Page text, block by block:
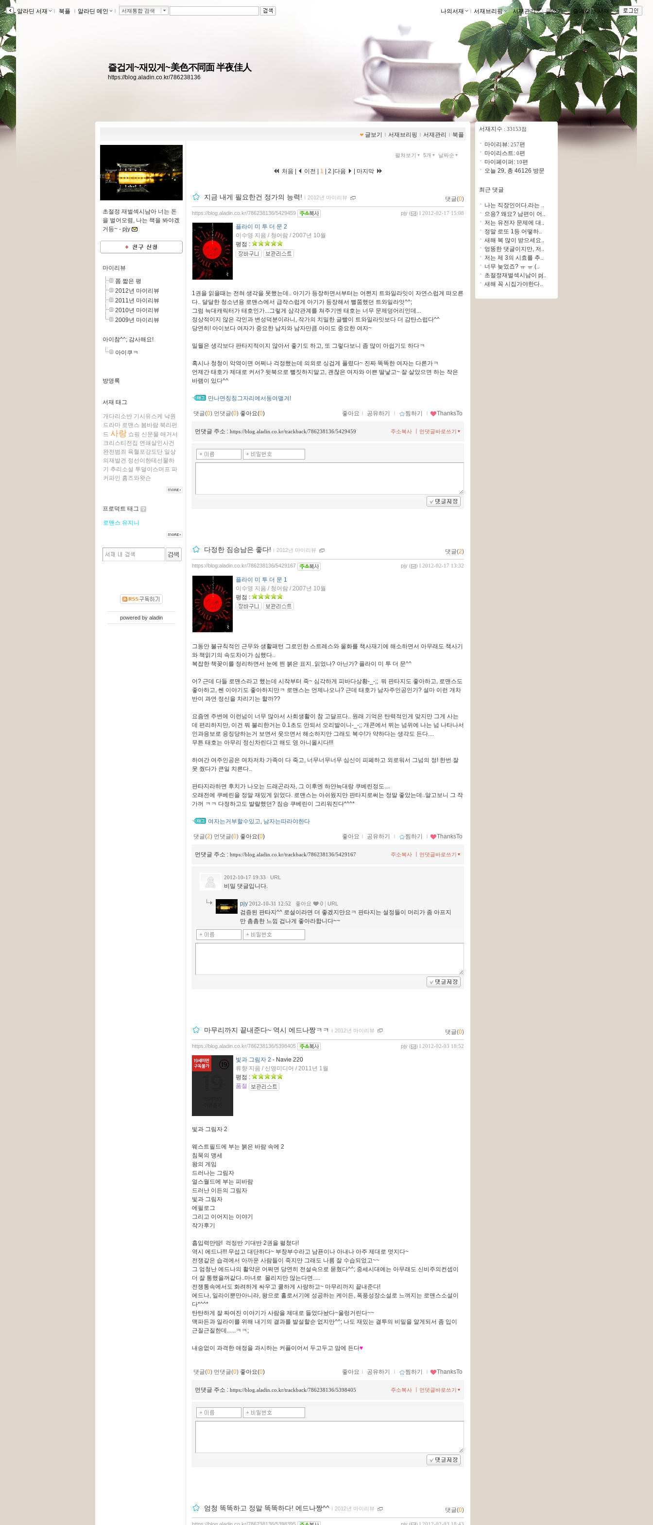
알라딘 서재 ｌ 북플 ｌ 알라딘 메인 ｌ 서재통합 검색 나의서재 ｌ 서재브리핑 ｌ서재관리 ｌ글쓰기 ｌ 즐겨찾는 서재 ｌ
즐겁게~재밌게~美色不同面 半夜佳人
https://blog.aladin.co.kr/786238136
글보기 ｌ 서재브리핑 ｌ 서재관리 ｌ 북플
초절정 재벌섹시남아 너는 돈
을 벌어오렴, 나는 책을 봐야겠
거등~ - pjy
마이리뷰
쫌 짧은 평
2012년 마이리뷰
2011년 마이리뷰
2010년 마이리뷰
2009년 마이리뷰
아이참^^; 감사해요!
아이쿠ㅋ
방명록
서재 태그
개다리소반 기시유스케 낙원
드라마 로맨스 봄바람 북리펀
드 사랑 쇼핑 신문물 애거서
크리스티전집 연쇄살인사건
완전범죄 육혈포강도단 일상
의재발견 정선이한테선물하
기
추리소설 투덜이스머프 파
커파인 홈즈와왓슨
프로덕트 태그
로맨스 유지니
powered by aladin
펼쳐보기 5개 날짜순
처음 | 이전 | 1 2 다음 마지막
지금 내게 필요한건 정가의 능력! ｌ 2012년 마이리뷰 댓글(0)
pjy ( ) l 2012-02-17 15:08
https://blog.aladin.co.kr/786238136/5429459
플라이 미 투 더 문 2
이수영 지음 / 청어람 / 2007년 10월
평점 :
1권을 읽을때는 전혀 생각을 못했는데.. 아기가 등장하면서부터는 어쩐지 트와일라잇이 자연스럽게 떠오른
다.. 달달한 청소년용 로맨스에서 급작스럽게 아기가 등장해서 뻘쭘했던 트와일라잇^^;
그럼 늑대캐릭터가 태호인가...그렇게 삼각관계를 쳐주기엔 태호는 너무 문제덩어리인데...
정상적이지 않은 각인과 변성덕분이라니, 작가의 치밀한 글빨이 트와일라잇보다 더 감탄스럽다^^
당연히! 아이보다 여자가 중요한 남자와 남자만큼 아이도 중요한 여자~
밀월은 생각보다 판타지적이지 않아서 좋기도 하고, 또 그렇다보니 좀 많이 아쉽기도 하다ㅋ
혹시나 청청이 악역이면 어쩌나 걱정했는데 의외로 싱겁게 풀렸다~ 진짜 똑똑한 여자는 다른가ㅋ
언제간 태호가 제대로 커서? 뒷북으로 뻘짓하지말고, 괜찮은 여자와 이쁜 딸낳고~ 잘 살았으면 하는 작은
바램이 있다^^
만나면칭칭그자리에서동여맬겨!
댓글(0) 먼댓글(0) 좋아요(0) 좋아요 ｌ 공유하기 ｌ 찜하기 ｌ ThanksTo
먼댓글 주소 : https://blog.aladin.co.kr/trackback/786238136/5429459 먼댓글바로쓰기
주소복사
다정한 짐승남은 좋다! ｌ 2012년 마이리뷰 댓글(2)
pjy ( ) l 2012-02-17 13:32
https://blog.aladin.co.kr/786238136/5429167
플라이 미 투 더 문 1
이수영 지음 / 청어람 / 2007년 10월
평점 :
그동안 불규칙적인 근무와 생활패턴 그로인한 스트레스와 울화를 책사재기에 해소하면서 아무래도 책사기
와 책읽기의 속도차이가 심했다..
복잡한 책꽂이를 정리하면서 눈에 띈 붉은 표지..읽었나? 아닌가? 플라이 미 투 더 문^^
어? 근데 다들 로맨스라고 했는데 시작부터 죽~ 심각하게 피바다상황-_-;; 뭐 판타지도 좋아하고, 로맨스도
좋아하고, 쎈 이야기도 좋아하지만ㅋ 로맨스는 언제나오나? 근데 태호가 남자주인공인가? 설마 이런 개차
반이 과연 정신을 차리기는 할까??
요즘엔 주변에 이런넘이 너무 많아서 사회생활이 참 고달프다.. 원래 기억은 탄력적인게 맞지만 그게 사는
데 편리하지만, 이건 뭐 불리한거는 0.1초도 안되서 오리발이니-_-;; 개콘에서 뛰는 넘위에 나는 넘 나타나서
인과응보로 응징당하는거 보면서 웃으면서 해소하지만 그래도 복수!가 약하다는 생각도 든다....
무튼 태호는 아무리 정신차린다고 해도 영 아니올시다!!!
하여간 여주인공은 여차저차 가족이 다 죽고, 너무너무너무 심신이 피폐하고 외로워서 그넘의 정! 한번 잘
못 줬다가 큰일 치른다..
판타지라하면 후치가 나오는 드래곤라자, 그 이후엔 하얀늑대랑 쿠베린정도....
오래전에 쿠베린을 정말 재밌게 읽었다. 로맨스는 아쉬웠지만 판타지로써는 정말 좋았는데..알고보니 그 작
가꺼 ㅋㅋ 다정하고도 발랄했던? 짐승 쿠베린이 그리워진다*^^*
여자는거부할수있고 남자는따라야한다
댓글(2) 먼댓글(0) 좋아요(0) 좋아요 ｌ 공유하기 ｌ 찜하기 ｌ ThanksTo
먼댓글 주소 : https://blog.aladin.co.kr/trackback/786238136/5429167 먼댓글바로쓰기
주소복사
2012-10-17 19:33 URL
비밀 댓글입니다.
pjy 2012-10-31 12:52 좋아요 0 URL
검증된 판타지^^ 로설이라면 더 좋겠지만요ㅋ 판타지는 설정들이 머리가 좀 아프지
만 촘촘한 느낌 겁나게 좋아라합니다~~
마무리까지 끝내준다~ 역시 에드나짱ㅋㅋ ｌ 2012년 마이리뷰 댓글(0)
pjy ( ) l 2012-02-03 18:52
https://blog.aladin.co.kr/786238136/5398405
빛과 그림자 2 - Navie 220
류향 지음 / 신영미디어 / 2011년 1월
평점 :
품절
빛과 그림자 2
웨스트필드에 부는 붉은 바람 속에 2
침묵의 맹세
왕의 게임
드러나는 그림자
얼스월드에 부는 피바람
드러난 이든의 그림자
빛과 그림자
에필로그
그리고 이어지는 이야기
작가후기
흡입력만땅! 걱정반 기대반 2권을 펼쳤다!
역시 에드나!!! 무섭고 대단하다~ 부창부수라고 남푠이나 아내나 아주 제대로 멋지다~
전쟁같은 습격에서 아까운 사람들이 죽지만 그래도 나름 잘 수습되었고~~
그 엄청난 에드나의 활약은 어쩌면 당연히 전설속으로 묻혔다^^; 중세시대에는 아무래도 신비주의컨셉이
더 잘 통했을꺼같다..마녀로 몰리지만 않는다면.....
전쟁통속에서도 화려하게 싸우고 쿨하게 사랑하고~ 마무리까지 끝내준다!
에드나, 일라이뿐만아니라, 왕으로 홀로서기에 성공하는 케이든, 폭풍성장소설로 느껴지는 로맨스소설이
다*^^*
탄탄하게 잘 짜여진 이야기가 사람을 제대로 들었다놨다~울렁거린다~~
맥파든과 일라이를 위해 내기의 결과를 발설할순 없지만^^; 나도 재밌는 결투의 비밀을 알게되서 좀 입이
근질근질한데......ㅋㅋ;
내숭없이 과격한 애정을 과시하는 커플이어서 두고두고 맘에 든다♥
댓글(0) 먼댓글(0) 좋아요(0) 좋아요 ｌ 공유하기 ｌ 찜하기 ｌ ThanksTo
먼댓글 주소 : https://blog.aladin.co.kr/trackback/786238136/5398405 먼댓글바로쓰기
주소복사
엄청 똑똑하고 정말 똑똑하다! 에드나짱^^ ｌ 2012년 마이리뷰 댓글(0)
서재지수 : 33153점
마이리뷰: 257편
마이리스트: 0편
마이페이퍼: 10편
오늘 29, 총 46126 방문
최근 댓글
나는 직장인이다.라는 ..
으응? 왜요? 남편이 어..
저는 유전자 문제에 대..
정말 로또 1등 어떻하..
새해 복 많이 받으세요..
엉뚱한 댓글이지만, 저..
저는 제 3의 시효를 추..
너무 늦었죠? ㅠ ㅠ (..
초절정재벌섹시남이 pj..
새해 꼭 시집가야한다..